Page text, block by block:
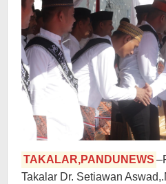
TAKALAR,PANDUNEWS
Takalar Dr. Setiawan